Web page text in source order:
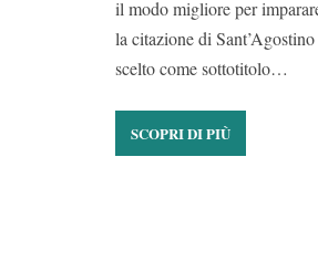
il modo migliore per
la citazione di
scelto come sottotitolo…
SCOPRI DI PIÙ